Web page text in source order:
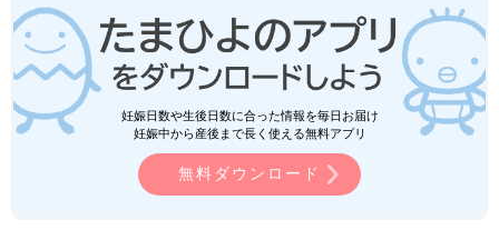
妊娠日数や生後日数に合った情報を毎日お届け
妊娠中から産後まで長く使える無料アプリ
無料ダウンロード